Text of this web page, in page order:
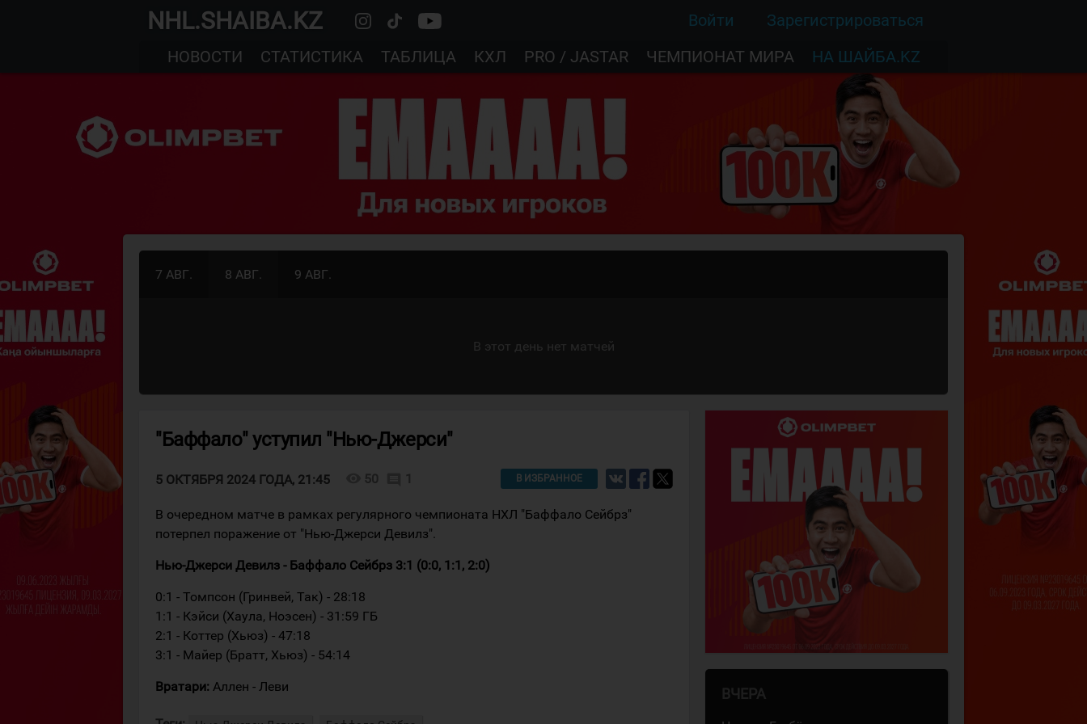
NHL.SHAIBA.KZ Войти
Зарегистрироваться
НОВОСТИ
СТАТИСТИКА ТАБЛИЦА КХЛ PRO / JASTAR ЧЕМПИОНАТ МИРА НА ШАЙБА.KZ
7 АВГ. 8 АВГ. 9 АВГ.
В этот день нет матчей
"Баффало" уступил "Нью-Джерси"
5 ОКТЯБРЯ 2024 ГОДА, 21:45 50 1 В ИЗБРАННОЕ
В очередном матче в рамках регулярного чемпионата НХЛ "Баффало Сейбрз"
потерпел поражение от "Нью-Джерси Девилз".
Нью-Джерси Девилз - Баффало Сейбрз 3:1 (0:0, 1:1, 2:0)
0:1 - Томпсон (Гринвей, Так) - 28:18
1:1 - Кэйси (Хаула, Ноэсен) - 31:59 ГБ
2:1 - Коттер (Хьюз) - 47:18
3:1 - Майер (Братт, Хьюз) - 54:14
Вратари: Аллен - Леви ВЧЕРА